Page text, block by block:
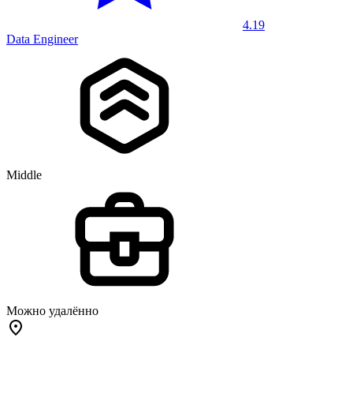
4.19
Data Engineer
Middle
Можно удалённо